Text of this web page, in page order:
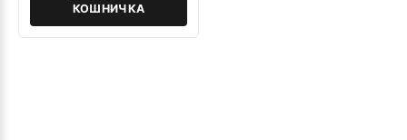
КОШНИЧКА